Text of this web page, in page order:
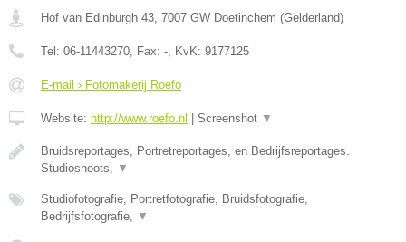
Hof van Edinburgh 43 7007 GW Doetinchem (Gelderland)
Tel: 06-11443270 , Fax: - , KvK: 9177125
E-mail › Fotomakerij Roefo
Website: http://www.roefo.nl Screenshot ▼
Bruidsreportages, Portretreportages, en Bedrijfsreportages.
Studioshoots,
▼
Studiofotografie, Portretfotografie, Bruidsfotografie,
Bedrijfsfotografie,
▼